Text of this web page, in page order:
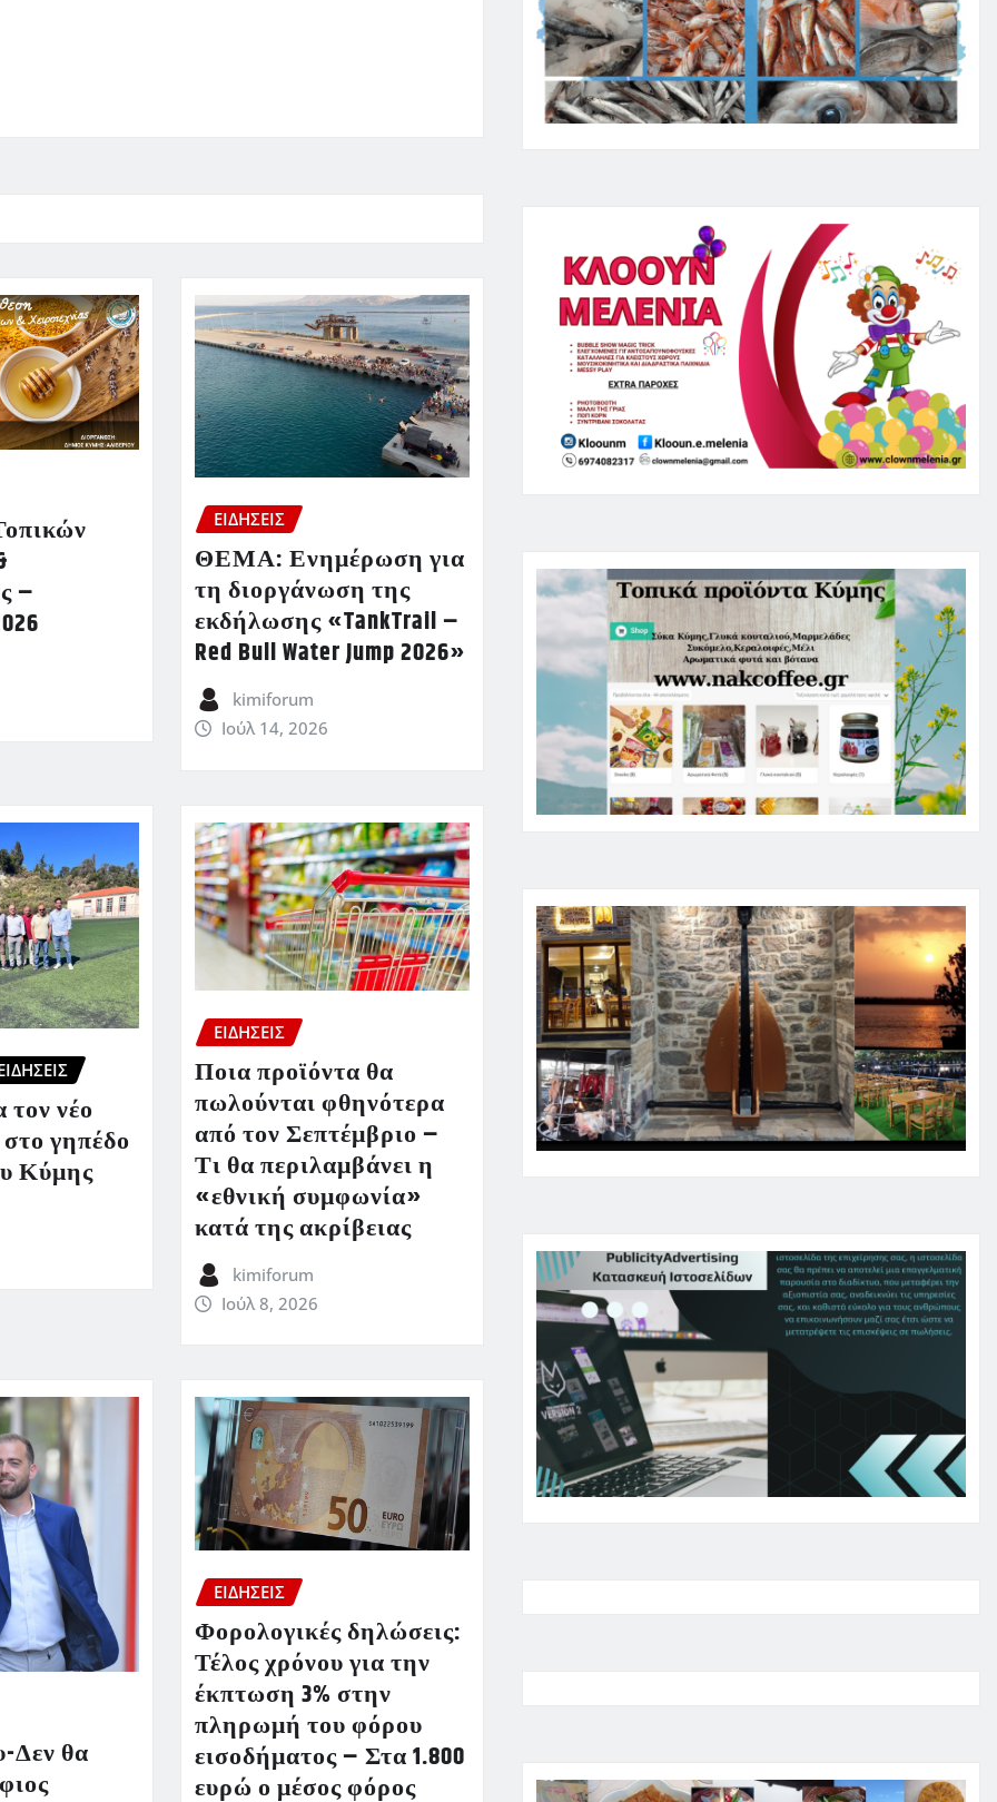
–
ΕΙΔΗΣΕΙΣ
ΘΕΜΑ: Ενημέρωση για
τη διοργάνωση της
εκδήλωσης «TankTrail –
Red Bull Water Jump 2026»
kimiforum
Ιούλ 14, 2026
νέο
γηπέδο
Κύμης
ΕΙΔΗΣΕΙΣ
Ποια προϊόντα θα
πωλούνται φθηνότερα
από τον Σεπτέμβριο –
Τι θα περιλαμβάνει η
«εθνική συμφωνία»
κατά της ακρίβειας
kimiforum
Ιούλ 8, 2026
Δεν θα
ΕΙΔΗΣΕΙΣ
Φορολογικές δηλώσεις:
Τέλος χρόνου για την
έκπτωση 3% στην
πληρωμή του φόρου
εισοδήματος – Στα 1.800
ευρώ ο μέσος φόρος